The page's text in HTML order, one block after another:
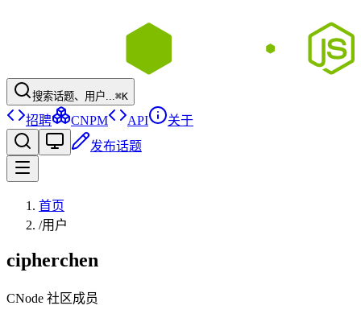
搜索话题、用户...⌘K
招聘 CNPM API
关于
发布话题
首页
/用户
cipherchen
CNode 社区成员